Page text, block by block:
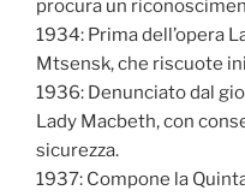
procura un
1934: Prima dell’opera
Mtsensk, che riscuote
1936: Denunciato dal
Lady Macbeth, con
sicurezza.
1937: Compone la